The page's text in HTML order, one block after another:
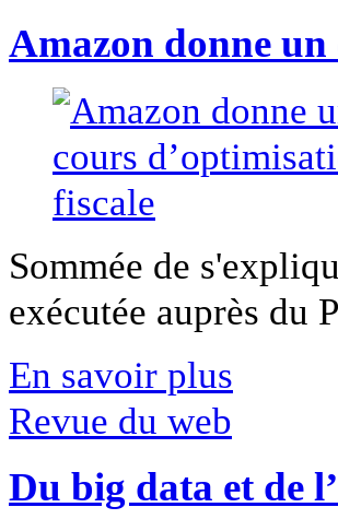
Amazon donne
Sommée de
exécutée auprès du
En savoir plus
Revue du web
Du big data et de